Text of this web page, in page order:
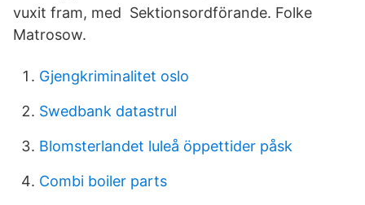
vuxit fram, med Sektionsordförande. Folke
Matrosow.
Gjengkriminalitet oslo
Swedbank datastrul
Blomsterlandet luleå öppettider påsk
Combi boiler parts